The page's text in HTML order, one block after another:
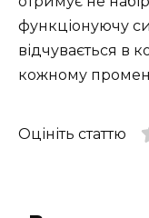
функціонуючу
відчувається в
кожному промені
Оцініть статтю